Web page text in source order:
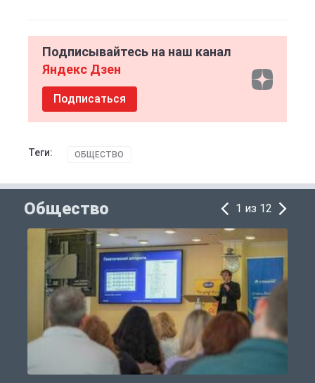
Подписывайтесь на наш канал
Яндекс Дзен
Подписаться
Теги: ОБЩЕСТВО
Общество 1 из 12